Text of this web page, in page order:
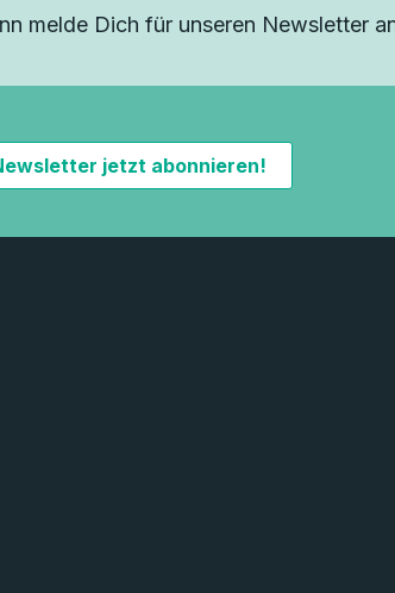
melde Dich für unseren Newsletter
jetzt abonnieren!